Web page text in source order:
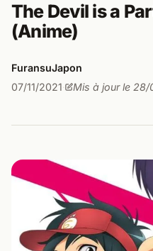
The Devil is a
(Anime)
FuransuJapon
07/11/2021· Mis à jour le